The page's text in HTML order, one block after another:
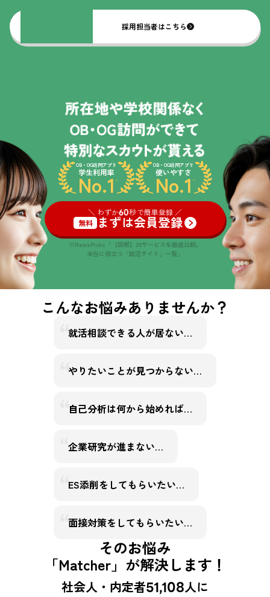
採用担当者はこちら
OB・OG訪問アプリ
学生利用率
No.1 ※
OB・OG訪問アプリ
使いやすさ
No.1 ※
＼ わずか60秒で簡単登録 ／
無料
まずは会員登録
※NewsPicks「【図解】20サービスを徹底比較。
本当に役立つ「就活サイト」一覧」
こんなお悩みありませんか？
就活相談できる人が居ない…
やりたいことが見つからない…
自己分析は何から始めれば…
企業研究が進まない…
ES添削をしてもらいたい…
面接対策をしてもらいたい…
そのお悩み
「Matcher」が解決します！
社会人・内定者51,108人に